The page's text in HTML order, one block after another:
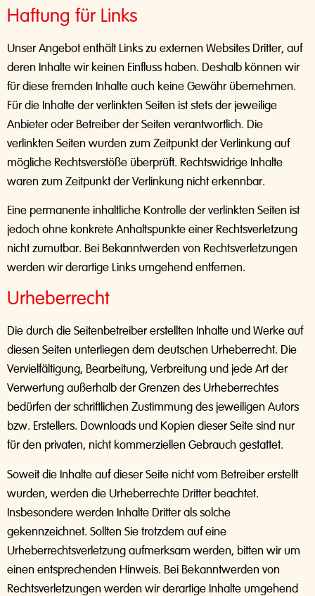
Haftung für Links
Unser Angebot enthält Links zu externen Websites Dritter, auf
deren Inhalte wir keinen Einfluss haben. Deshalb können wir
für diese fremden Inhalte auch keine Gewähr übernehmen.
Für die Inhalte der verlinkten Seiten ist stets der jeweilige
Anbieter oder Betreiber der Seiten verantwortlich. Die
verlinkten Seiten wurden zum Zeitpunkt der Verlinkung auf
mögliche Rechtsverstöße überprüft. Rechtswidrige Inhalte
waren zum Zeitpunkt der Verlinkung nicht erkennbar.
Eine permanente inhaltliche Kontrolle der verlinkten Seiten ist
jedoch ohne konkrete Anhaltspunkte einer Rechtsverletzung
nicht zumutbar. Bei Bekanntwerden von Rechtsverletzungen
werden wir derartige Links umgehend entfernen.
Urheberrecht
Die durch die Seitenbetreiber erstellten Inhalte und Werke auf
diesen Seiten unterliegen dem deutschen Urheberrecht. Die
Vervielfältigung, Bearbeitung, Verbreitung und jede Art der
Verwertung außerhalb der Grenzen des Urheberrechtes
bedürfen der schriftlichen Zustimmung des jeweiligen Autors
bzw. Erstellers. Downloads und Kopien dieser Seite sind nur
für den privaten, nicht kommerziellen Gebrauch gestattet.
Soweit die Inhalte auf dieser Seite nicht vom Betreiber erstellt
wurden, werden die Urheberrechte Dritter beachtet.
Insbesondere werden Inhalte Dritter als solche
gekennzeichnet. Sollten Sie trotzdem auf eine
Urheberrechtsverletzung aufmerksam werden, bitten wir um
einen entsprechenden Hinweis. Bei Bekanntwerden von
Rechtsverletzungen werden wir derartige Inhalte umgehend